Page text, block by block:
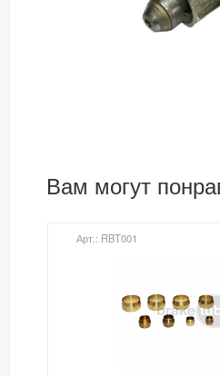
Вам могут
Арт.: RBT001